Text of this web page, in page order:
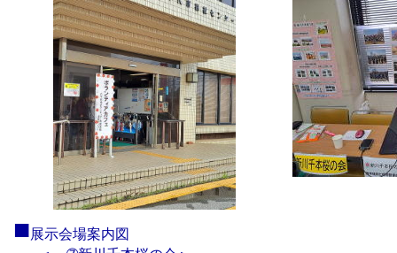
■展示会場案内図